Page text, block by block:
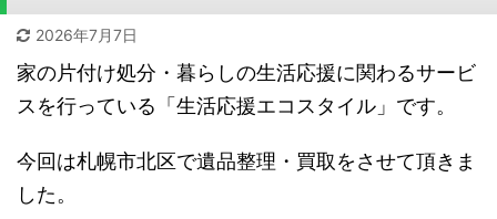
2026年7月7日
家の片付け処分・暮らしの生活応援に関わるサービ
スを行っている「生活応援エコスタイル」です。
今回は札幌市北区で遺品整理・買取をさせて頂きま
した。